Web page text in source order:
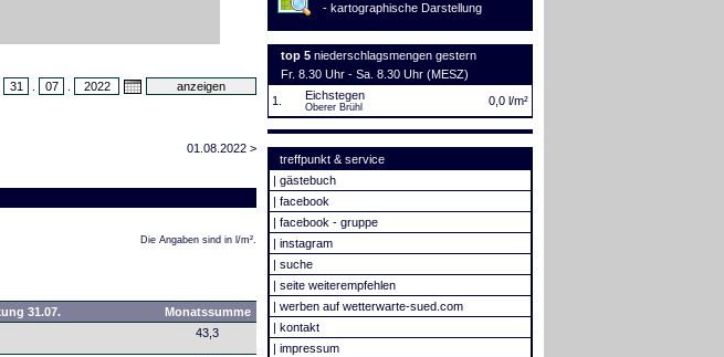
01.08.2022 >
Die Angaben sind in l/m².
31.07.
Monatssumme
43,3
- kartographische Darstellung
top 5 niederschlagsmengen gestern
Fr. 8.30 Uhr - Sa. 8.30 Uhr (MESZ)
1.
Eichstegen
Oberer Brühl 0,0 l/m²
treffpunkt & service
| gästebuch
| facebook
| facebook - gruppe
| instagram
| suche
| seite weiterempfehlen
| werben auf wetterwarte-sued.com
| kontakt
| impressum